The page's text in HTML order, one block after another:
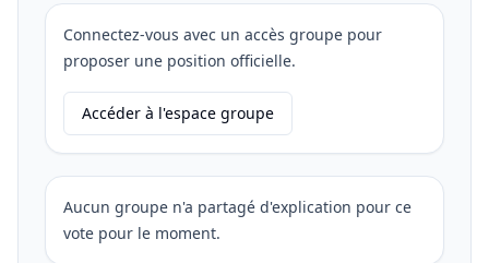
Connectez-vous avec un accès groupe pour
proposer une position officielle.
Accéder à l'espace groupe
Aucun groupe n'a partagé d'explication pour ce
vote pour le moment.